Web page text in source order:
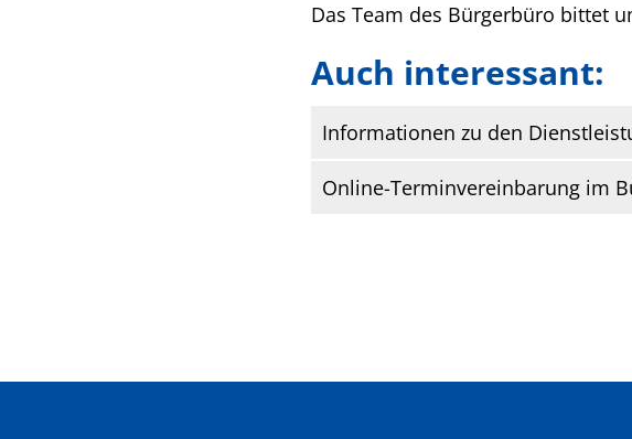
Das Team des Bürgerbüro bittet
Auch interessant:
Informationen zu den
Online-Terminvereinbarung im